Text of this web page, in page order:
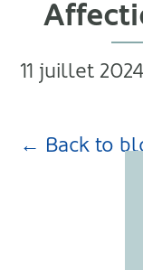
11 juillet 2024
← Back to